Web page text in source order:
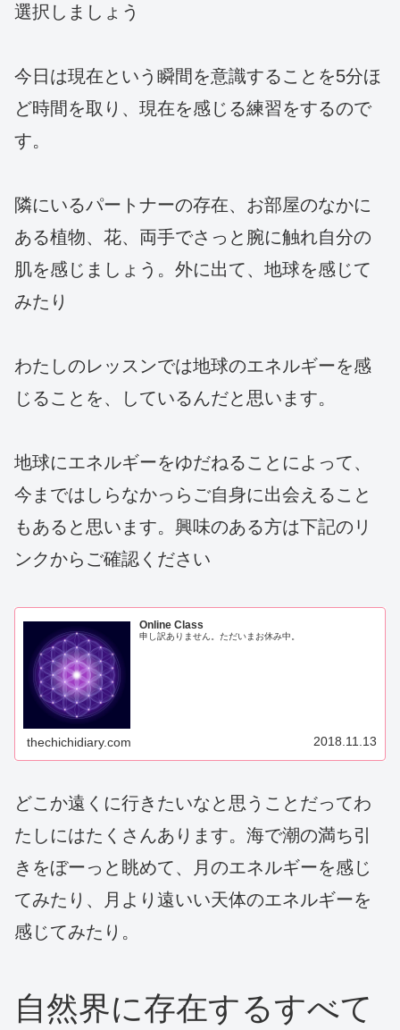
選択しましょう
今日は現在という瞬間を意識することを5分ほ
ど時間を取り、現在を感じる練習をするので
す。
隣にいるパートナーの存在、お部屋のなかに
ある植物、花、両手でさっと腕に触れ自分の
肌を感じましょう。外に出て、地球を感じて
みたり
わたしのレッスンでは地球のエネルギーを感
じることを、しているんだと思います。
地球にエネルギーをゆだねることによって、
今まではしらなかっらご自身に出会えること
もあると思います。興味のある方は下記のリ
ンクからご確認ください
Online Class
申し訳ありません。ただいまお休み中。
thechichidiary.com 2018.11.13
どこか遠くに行きたいなと思うことだってわ
たしにはたくさんあります。海で潮の満ち引
きをぼーっと眺めて、月のエネルギーを感じ
てみたり、月より遠いい天体のエネルギーを
感じてみたり。
自然界に存在するすべて